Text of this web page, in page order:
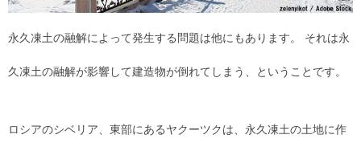
永久凍土の融解によって発生する問題は他にもあります。 それは永
久凍土の融解が影響して建造物が倒れてしまう、ということです。
ロシアのシベリア、東部にあるヤクーツクは、永久凍土の土地に作